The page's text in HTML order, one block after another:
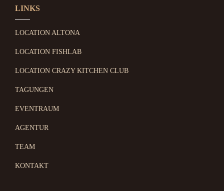
LINKS
LOCATION ALTONA
LOCATION FISHLAB
LOCATION CRAZY KITCHEN CLUB
TAGUNGEN
EVENTRAUM
AGENTUR
TEAM
KONTAKT